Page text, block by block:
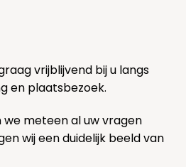
vrijblijvend bij u langs
en plaatsbezoek.
we meteen al uw vragen
wij een duidelijk beeld van